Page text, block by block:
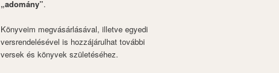
„adomány”.
Könyveim megvásárlásával, illetve egyedi
versrendelésével is hozzájárulhat további
versek és könyvek születéséhez.